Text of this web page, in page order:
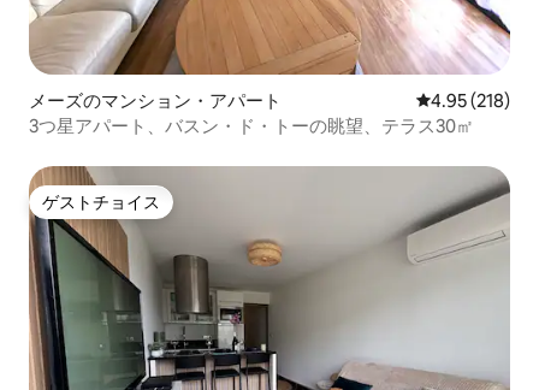
メーズのマンション・アパート レビュー218
4.95 (218)
3つ星アパート、バスン・ド・トーの眺望、テラス30㎡
ゲストチョイス
ゲストチョイス